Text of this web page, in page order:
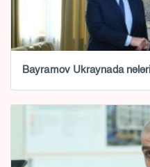
Bayramov Ukraynada